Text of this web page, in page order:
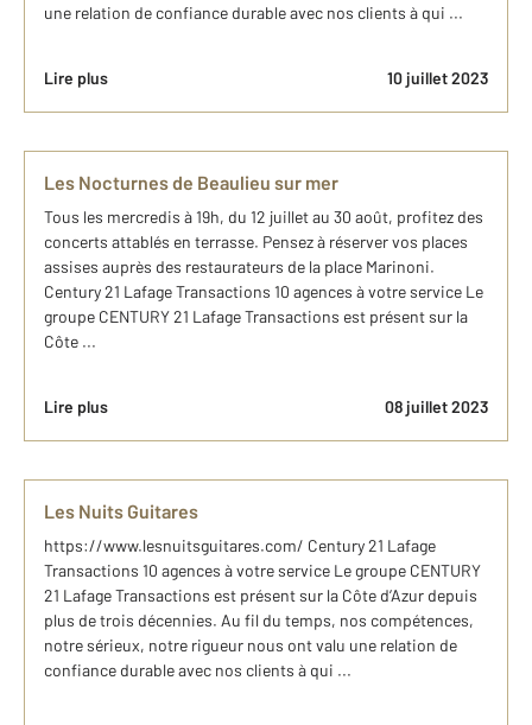
une relation de confiance durable avec nos clients à qui ...
Lire plus 10 juillet 2023
Les Nocturnes de Beaulieu sur mer
Tous les mercredis à 19h, du 12 juillet au 30 août, profitez des
concerts attablés en terrasse. Pensez à réserver vos places
assises auprès des restaurateurs de la place Marinoni.
Century 21 Lafage Transactions 10 agences à votre service Le
groupe CENTURY 21 Lafage Transactions est présent sur la
Côte ...
Lire plus 08 juillet 2023
Les Nuits Guitares
https://www.lesnuitsguitares.com/ Century 21 Lafage
Transactions 10 agences à votre service Le groupe CENTURY
21 Lafage Transactions est présent sur la Côte d’Azur depuis
plus de trois décennies. Au fil du temps, nos compétences,
notre sérieux, notre rigueur nous ont valu une relation de
confiance durable avec nos clients à qui ...